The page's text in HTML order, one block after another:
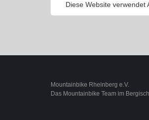
Diese Website verwendet
Mountainbike Rheinberg e.V.
Das Mountainbike Team im